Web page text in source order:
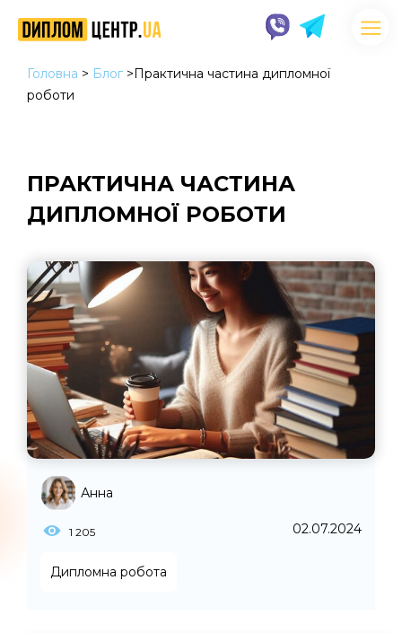
Головна > Блог >Практична частина дипломної
роботи
ПРАКТИЧНА ЧАСТИНА
ДИПЛОМНОЇ РОБОТИ
Анна
02.07.2024
1 205
Дипломна робота